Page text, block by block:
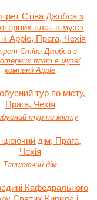
Стіва Джобса з
плат в музеї
компанії Apple
тур по місту
Танцюючий дім